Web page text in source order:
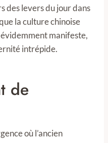
des levers du jour dans
la culture chinoise
manifeste,
intrépide.
de
où l’ancien